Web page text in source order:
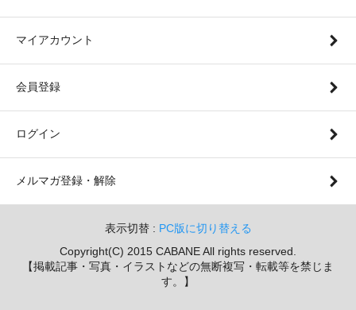
マイアカウント
会員登録
ログイン
メルマガ登録・解除
表示切替 : PC版に切り替える
Copyright(C) 2015 CABANE All rights reserved.
【掲載記事・写真・イラストなどの無断複写・転載等を禁じま
す。】